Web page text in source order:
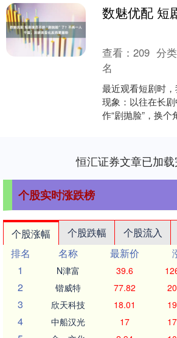
查看：209 分类
名
最近观看短剧时
现象：以往在长
作“剧抛脸”，换
恒汇证券文章已加
个股实时涨跌榜
个股涨幅 个股跌幅 个股流入
排名
名称 最新价
1
N津富 39.6
2 锴威特 77.82
3 欣天科技 18.01
4 中船汉光 17